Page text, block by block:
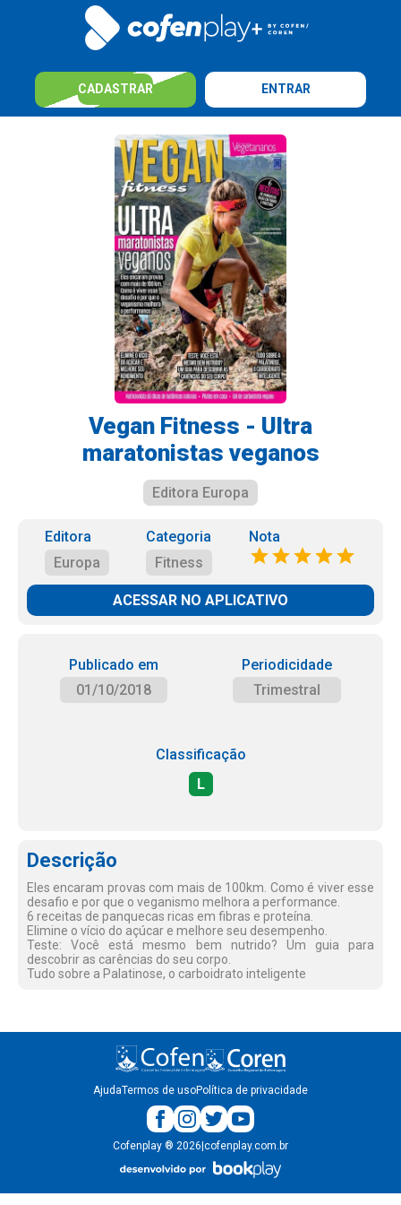
CADASTRAR ENTRAR
Vegan Fitness - Ultra
maratonistas veganos
Editora Europa
Editora
Europa
Categoria
Fitness
Nota
ACESSAR NO APLICATIVO
Publicado em
01/10/2018
Periodicidade
Trimestral
Classificação
L
Descrição
Eles encaram provas com mais de 100km. Como é viver esse
desafio e por que o veganismo melhora a performance.
6 receitas de panquecas ricas em fibras e proteína.
Elimine o vício do açúcar e melhore seu desempenho.
Teste: Você está mesmo bem nutrido? Um guia para
descobrir as carências do seu corpo.
Tudo sobre a Palatinose, o carboidrato inteligente
AjudaTermos de usoPolítica de privacidade
Cofenplay ® 2026 cofenplay.com.br